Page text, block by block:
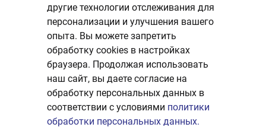
другие технологии отслеживания для
персонализации и улучшения вашего
опыта. Вы можете запретить
обработку сookies в настройках
браузера. Продолжая использовать
наш сайт, вы даете согласие на
обработку персональных данных в
соответствии с условиями политики
обработки персональных данных.